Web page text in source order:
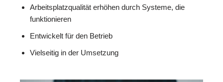
Arbeitsplatzqualität erhöhen durch Systeme, die
funktionieren
Entwickelt für den Betrieb
Vielseitig in der Umsetzung